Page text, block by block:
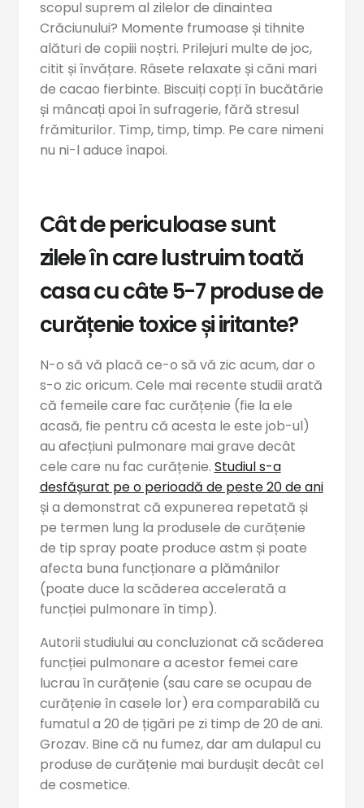
scopul suprem al zilelor de dinaintea
Crăciunului? Momente frumoase și tihnite
alături de copiii noștri. Prilejuri multe de joc,
citit și învățare. Râsete relaxate și căni mari
de cacao fierbinte. Biscuiți copți în bucătărie
și mâncați apoi în sufragerie, fără stresul
frămiturilor. Timp, timp, timp. Pe care nimeni
nu ni-l aduce înapoi.
Cât de periculoase sunt
zilele în care lustruim toată
casa cu câte 5-7 produse de
curățenie toxice și iritante?
N-o să vă placă ce-o să vă zic acum, dar o
s-o zic oricum. Cele mai recente studii arată
că femeile care fac curățenie (fie la ele
acasă, fie pentru că acesta le este job-ul)
au afecțiuni pulmonare mai grave decât
cele care nu fac curățenie. Studiul s-a
desfășurat pe o perioadă de peste 20 de ani
și a demonstrat că expunerea repetată și
pe termen lung la produsele de curățenie
de tip spray poate produce astm și poate
afecta buna funcționare a plămânilor
(poate duce la scăderea accelerată a
funcției pulmonare în timp).
Autorii studiului au concluzionat că scăderea
funcției pulmonare a acestor femei care
lucrau în curățenie (sau care se ocupau de
curățenie în casele lor) era comparabilă cu
fumatul a 20 de țigări pe zi timp de 20 de ani.
Grozav. Bine că nu fumez, dar am dulapul cu
produse de curățenie mai burdușit decât cel
de cosmetice.